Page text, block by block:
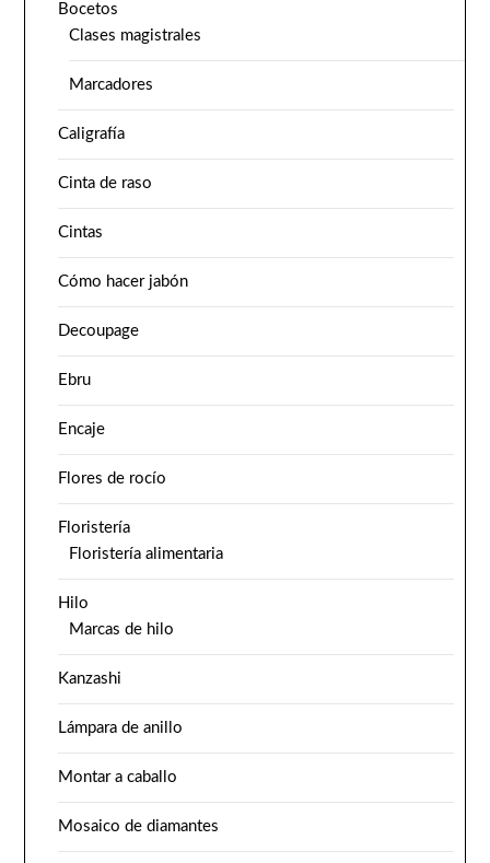
Bocetos
Clases magistrales
Marcadores
Caligrafía
Cinta de raso
Cintas
Cómo hacer jabón
Decoupage
Ebru
Encaje
Flores de rocío
Floristería
Floristería alimentaria
Hilo
Marcas de hilo
Kanzashi
Lámpara de anillo
Montar a caballo
Mosaico de diamantes